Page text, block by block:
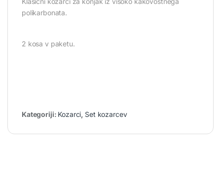
polikarbonata.
2 kosa v paketu.
Kategoriji: Kozarci, Set kozarcev